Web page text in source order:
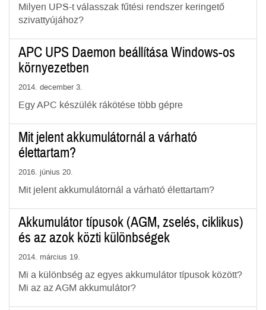
Milyen UPS-t válasszak fűtési rendszer keringető
szivattyújához?
APC UPS Daemon beállítása Windows-os
környezetben
2014. december 3.
Egy APC készülék rákötése több gépre
Mit jelent akkumulátornál a várható
élettartam?
2016. június 20.
Mit jelent akkumulátornál a várható élettartam?
Akkumulátor típusok (AGM, zselés, ciklikus)
és az azok közti különbségek
2014. március 19.
Mi a különbség az egyes akkumulátor típusok között?
Mi az az AGM akkumulátor?